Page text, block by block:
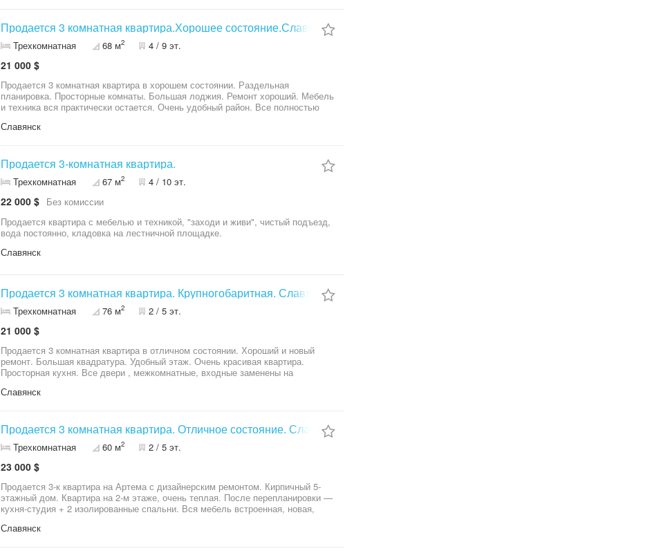
Продается 3 комнатная квартира.Хорошее состояние.Славянск.Можно сертиф
Трехкомнатная 68 м2 4 / 9 эт.
21 000 $
Продается 3 комнатная квартира в хорошем состоянии. Раздельная
планировка. Просторные комнаты. Большая лоджия. Ремонт хороший. Мебель
и техника вся практически остается. Очень удобный район. Все полностью
на просмотр.
Славянск
Продается 3-комнатная квартира.
Трехкомнатная 67 м2 4 / 10 эт.
22 000 $ Без комиссии
Продается квартира с мебелью и техникой, "заходи и живи", чистый подъезд,
вода постоянно, кладовка на лестничной площадке.
Славянск
Продается 3 комнатная квартира. Крупногобаритная. Славянск.
Трехкомнатная 76 м2 2 / 5 эт.
21 000 $
Продается 3 комнатная квартира в отличном состоянии. Хороший и новый
ремонт. Большая квадратура. Удобный этаж. Очень красивая квартира.
Просторная кухня. Все двери , межкомнатные, входные заменены на
и техника практически вся будет оставаться. Удобный район , все рядом.
Славянск
Продается 3 комнатная квартира. Отличное состояние. Славянск.
Трехкомнатная 60 м2 2 / 5 эт.
23 000 $
Продается 3-к квартира на Артема с дизайнерским ремонтом. Кирпичный 5-
этажный дом. Квартира на 2-м этаже, очень теплая. После перепланировки —
кухня-студия + 2 изолированные спальни. Вся мебель встроенная, новая,
фильтр обратного осмоса для воды. Новая электропроводка, коммуникации:
Славянск